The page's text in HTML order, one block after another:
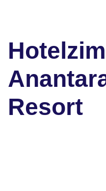
Resort